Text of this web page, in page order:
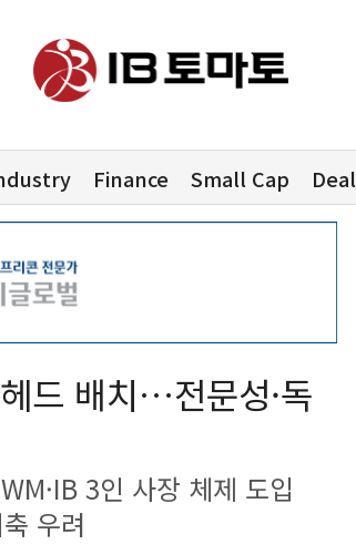
Finance Small Cap Deal
드 배치…전문성·독
3인 사장 체제 도입
우려